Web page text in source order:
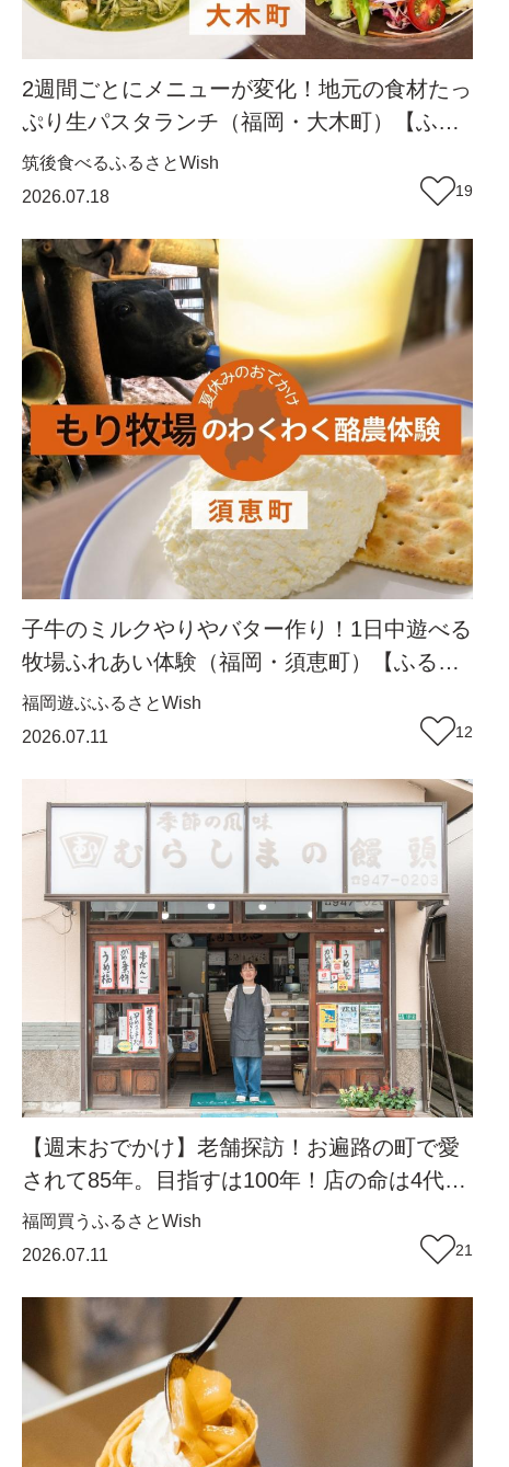
2週間ごとにメニューが変化！地元の食材たっ
ぷり生パスタランチ（福岡・大木町）【ふる
さとWish】
筑後食べるふるさとWish
2026.07.18
19
子牛のミルクやりやバター作り！1日中遊べる
牧場ふれあい体験（福岡・須恵町）【ふるさ
とWish】
福岡遊ぶふるさとWish
2026.07.11
12
【週末おでかけ】老舗探訪！お遍路の町で愛
されて85年。目指すは100年！店の命は4代目
が舌で受け継いだ“すっと消える餡”『村嶋饅
頭店』（福岡・篠栗町）【まち歩き】
福岡 買う ふるさとWish
2026.07.11
21